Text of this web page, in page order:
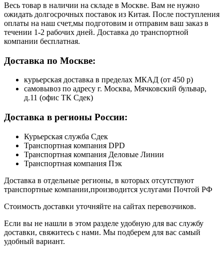
Весь товар в наличии на складе в Москве. Вам не нужно
ожидать долгосрочных поставок из Китая. После поступления
оплаты на наш счет,мы подготовим и отправим ваш заказ в
течении 1-2 рабочих дней. Доставка до транспортной
компании бесплатная.
Доставка по Москве:
курьерская доставка в пределах МКАД (от 450 р)
самовывоз по адресу г. Москва, Мячковский бульвар,
д.11 (офис ТК Сдек)
Доставка в регионы России:
Курьерская служба Сдек
Транспортная компания DPD
Транспортная компания Деловые Линии
Транспортная компания Пэк
Доставка в отдельные регионы, в которых отсутствуют
транспортные компании,производится услугами Почтой РФ
Стоимость доставки уточняйте на сайтах перевозчиков.
Если вы не нашли в этом разделе удобную для вас службу
доставки, свяжитесь с нами. Мы подберем для вас самый
удобный вариант.